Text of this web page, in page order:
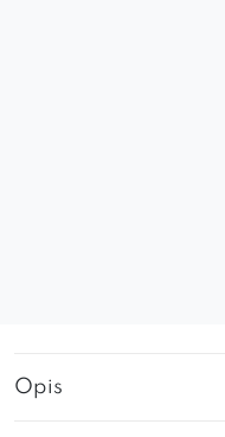
Opis